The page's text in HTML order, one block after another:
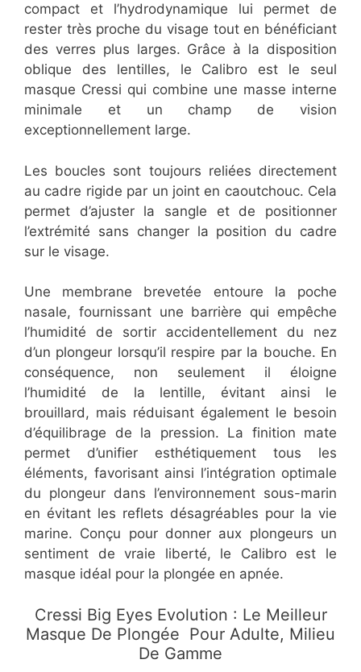
compact et l’hydrodynamique lui permet de
rester très proche du visage tout en bénéficiant
des verres plus larges. Grâce à la disposition
oblique des lentilles, le Calibro est le seul
masque Cressi qui combine une masse interne
minimale et un champ de vision
exceptionnellement large.
Les boucles sont toujours reliées directement
au cadre rigide par un joint en caoutchouc. Cela
permet d’ajuster la sangle et de positionner
l’extrémité sans changer la position du cadre
sur le visage.
Une membrane brevetée entoure la poche
nasale, fournissant une barrière qui empêche
l’humidité de sortir accidentellement du nez
d’un plongeur lorsqu’il respire par la bouche. En
conséquence, non seulement il éloigne
l’humidité de la lentille, évitant ainsi le
brouillard, mais réduisant également le besoin
d’équilibrage de la pression. La finition mate
permet d’unifier esthétiquement tous les
éléments, favorisant ainsi l’intégration optimale
du plongeur dans l’environnement sous-marin
en évitant les reflets désagréables pour la vie
marine. Conçu pour donner aux plongeurs un
sentiment de vraie liberté, le Calibro est le
masque idéal pour la plongée en apnée.
​​Cressi Big Eyes Evolution : Le Meilleur
Masque De Plongée Pour Adulte, Milieu
De Gamme